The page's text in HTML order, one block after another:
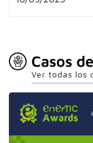
Casos
Ver todas los